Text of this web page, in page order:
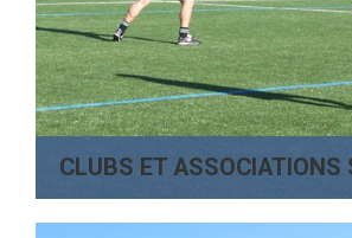
CLUBS ET ASSOCIATIONS